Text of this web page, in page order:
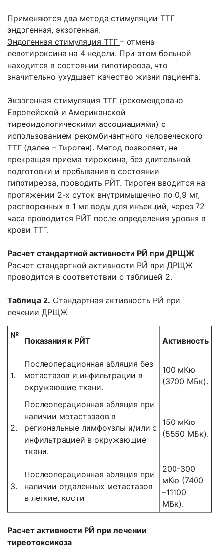
Применяются два метода стимуляции ТТГ:
эндогенная, экзогенная.
Эндогенная стимуляция ТТГ – отмена
левотироксина на 4 недели. При этом больной
находится в состоянии гипотиреоза, что
значительно ухудшает качество жизни пациента.
Экзогенная стимуляция ТТГ (рекомендовано
Европейской и Американской
тиреоидологическими ассоциациями) с
использованием рекомбинантного человеческого
ТТГ (далее – Тироген). Метод позволяет, не
прекращая приема тироксина, без длительной
подготовки и пребывания в состоянии
гипотиреоза, проводить РЙТ. Тироген вводится на
протяжении 2-х суток внутримышечно по 0,9 мг,
растворенных в 1 мл воды для инъекций, через 72
часа проводится РЙТ после определения уровня в
крови ТТГ.
Расчет стандартной активности РЙ при ДРЩЖ
Расчет стандартной активности РЙ при ДРЩЖ
проводится в соответствии с таблицей 2.
Таблица 2. Стандартная активность РЙ при
лечении ДРЩЖ
№
Показания к РЙТ Активность
1.
Послеоперационная абляция без
метастазов и инфильтрации в
окружающие ткани.
100 мКю
(3700 МБк).
2.
Послеоперационная абляция при
наличии метастазаов в
региональные лимфоузлы и/или с
инфильтрацией в окружающие
ткани.
150 мКю
(5550 МБк).
3.
Послеоперационная абляция при
наличии отдаленных метастазов
в легкие, кости
200-300
мКю (7400
–11100
МБк).
Расчет активности РЙ при лечении
тиреотоксикоза